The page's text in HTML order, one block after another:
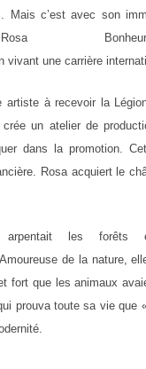
Mais c’est avec son
vivant une carrière
à recevoir la
crée un atelier de
dans la promotion.
Rosa acquiert le
arpentait les
Amoureuse de la nature,
fort que les animaux
prouva toute sa vie que